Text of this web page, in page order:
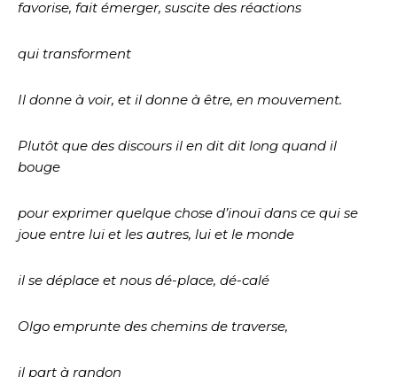
favorise, fait émerger, suscite des réactions
qui transforment
Il donne à voir, et il donne à être, en mouvement.
Plutôt que des discours il en dit dit long quand il
bouge
pour exprimer quelque chose d’inouï dans ce qui se
joue entre lui et les autres, lui et le monde
il se déplace et nous dé-place, dé-calé
Olgo emprunte des chemins de traverse,
il part à randon